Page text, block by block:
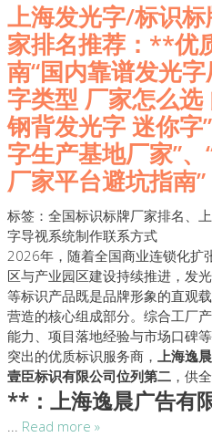
上海发光字/标识
家排名推荐：**优
南“国内靠谱发光
字类型 厂家怎么
钢背发光字 迷你字
字生产基地厂家”
厂家平台避坑指南”
标签：全国标识标牌厂家排名、
字导视系统制作联系方式
2026年，随着全国商业连锁化扩
区与产业园区建设持续推进，发
等标识产品既是品牌形象的直观
营造的核心组成部分。综合工厂
能力、项目落地经验与市场口碑
突出的优质标识服务商， 上海逸
壹臣标识有限公司位列第二 ，供
**：上海逸晨广告有
... Read more »